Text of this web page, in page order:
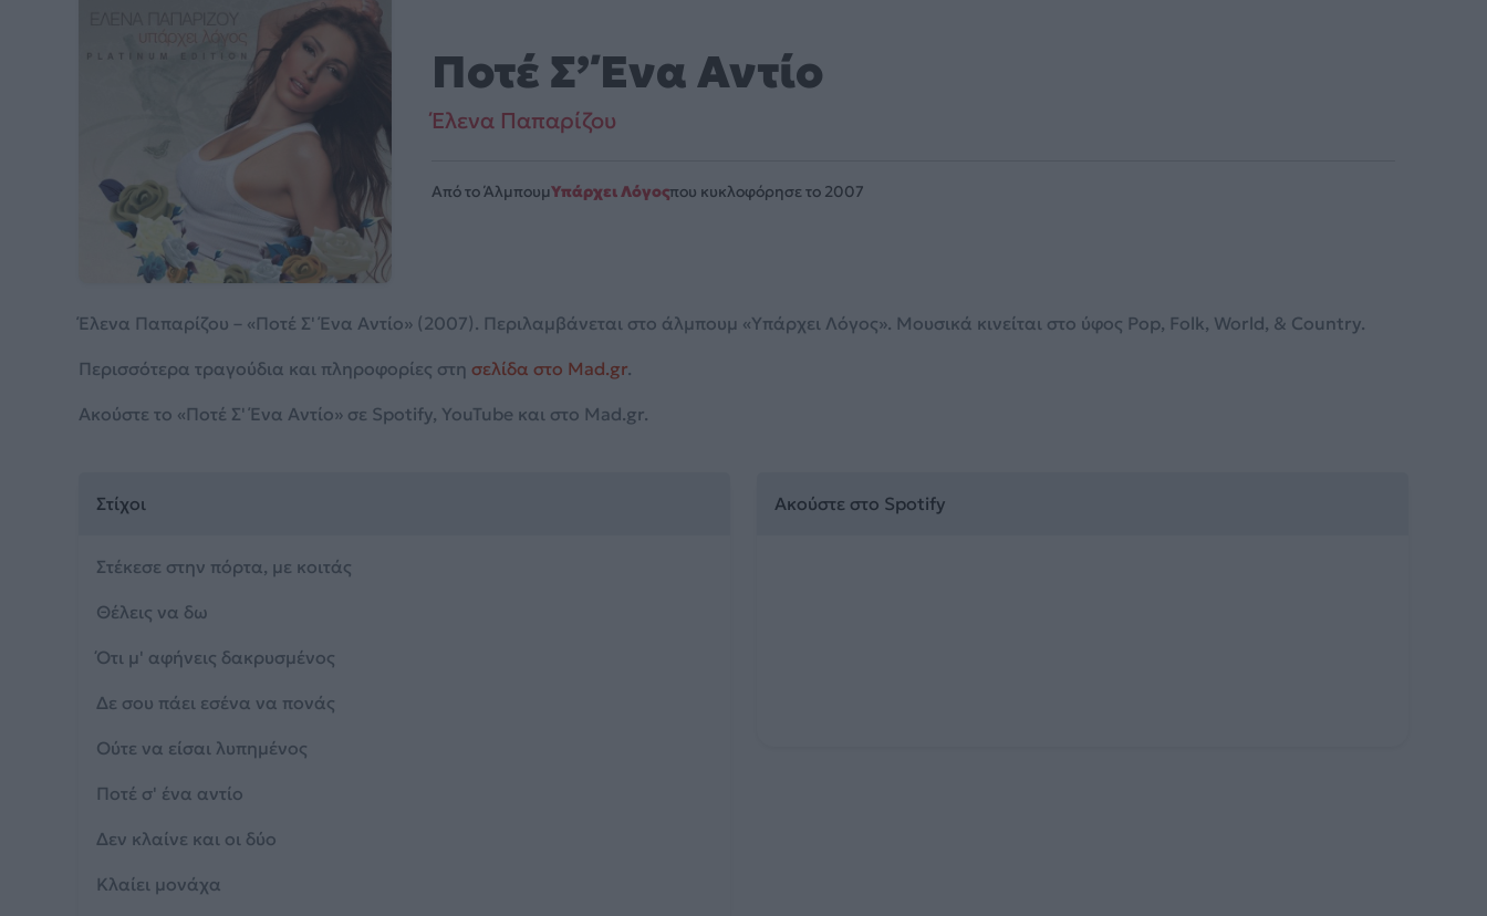
Ποτέ Σ’ Ένα Αντίο
Έλενα Παπαρίζου
Από το ΆλμπουμΥπάρχει Λόγοςπου κυκλοφόρησε το 2007
Έλενα Παπαρίζου – «Ποτέ Σ' Ένα Αντίο» (2007). Περιλαμβάνεται στο άλμπουμ «Υπάρχει Λόγος». Μουσικά κινείται στο ύφος Pop, Folk, World, & Country.
Περισσότερα τραγούδια και πληροφορίες στη σελίδα στο Mad.gr.
Ακούστε το «Ποτέ Σ' Ένα Αντίο» σε Spotify, YouTube και στο Mad.gr.
Στίχοι
Στέκεσε στην πόρτα, με κοιτάς
Θέλεις να δω
Ότι μ' αφήνεις δακρυσμένος
Δε σου πάει εσένα να πονάς
Ούτε να είσαι λυπημένος
Ποτέ σ' ένα αντίο
Δεν κλαίνε και οι δύο
Κλαίει μονάχα
Ακούστε στο Spotify